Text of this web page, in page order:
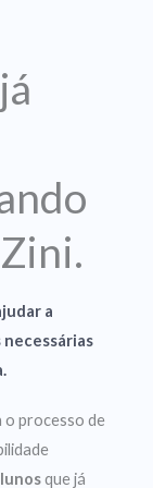
a
o processo de
que já